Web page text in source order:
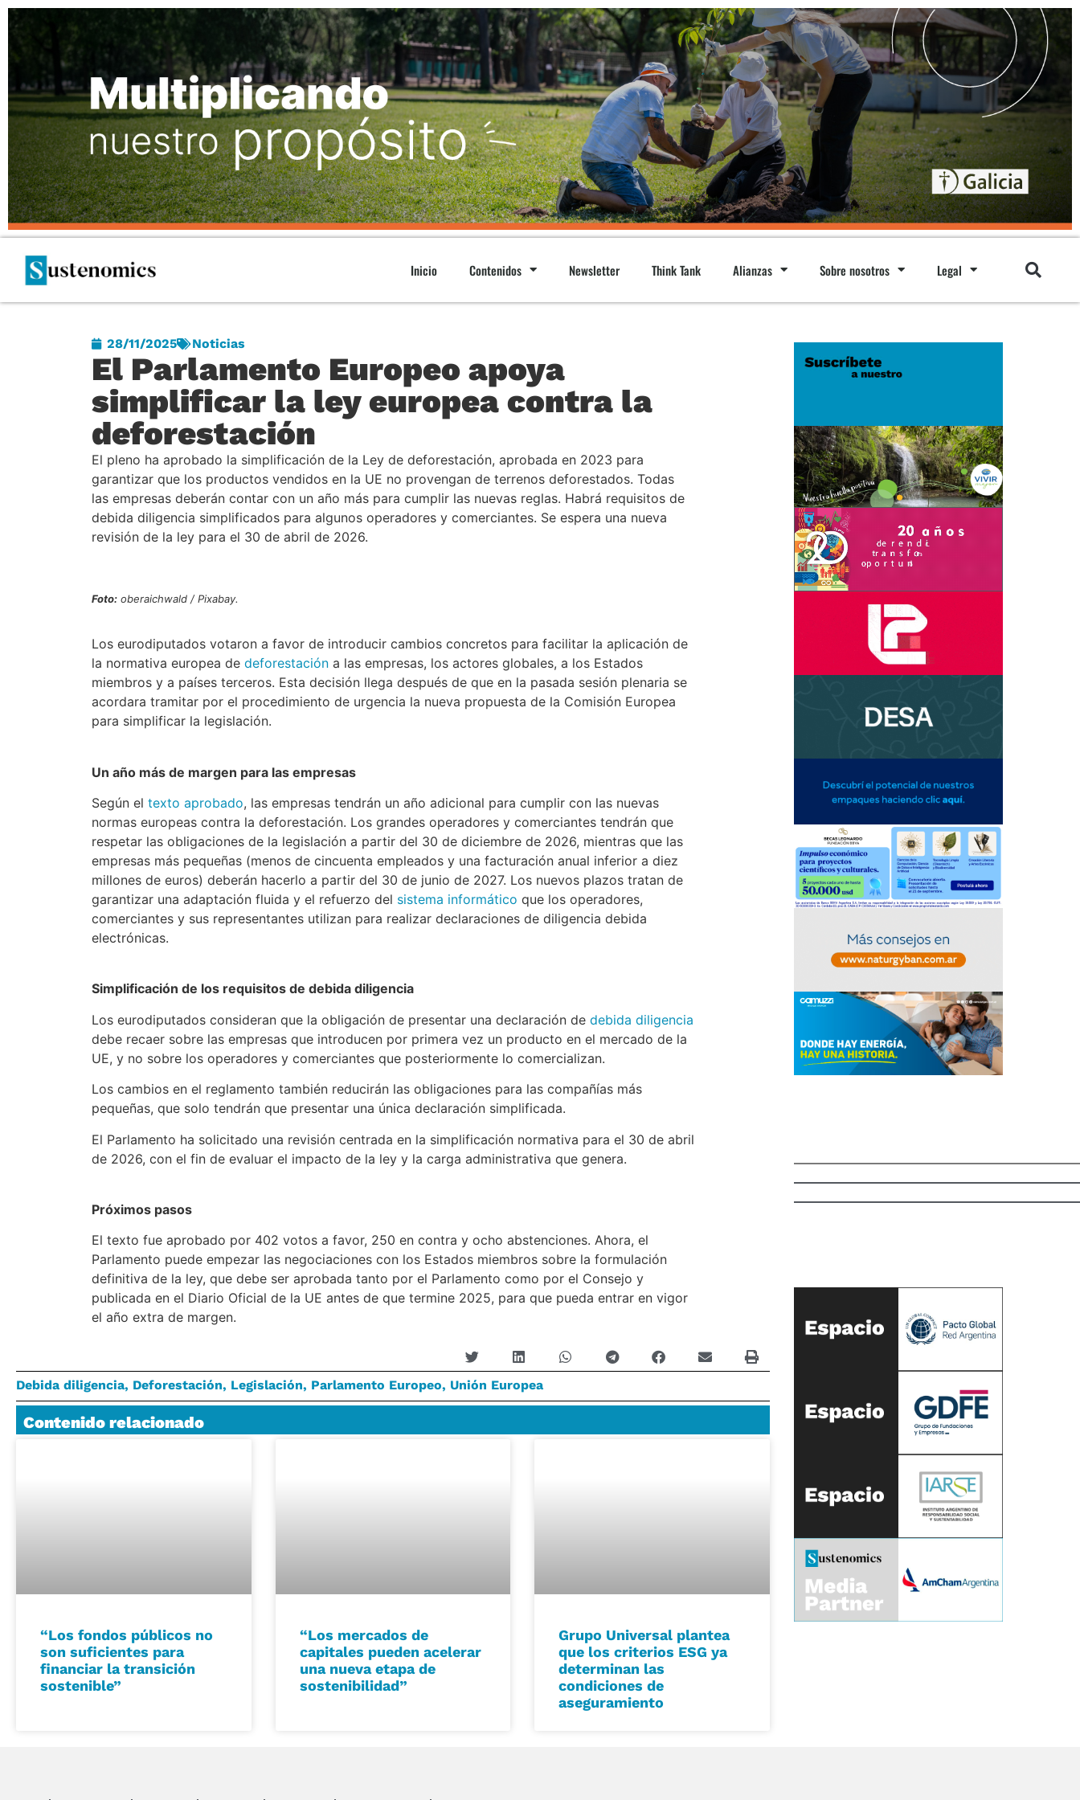
Inicio Contenidos Newsletter Think Tank Alianzas Sobre nosotros Legal
28/11/2025 Noticias
El Parlamento Europeo apoya
simplificar la ley europea contra la
deforestación
El pleno ha aprobado la simplificación de la Ley de deforestación, aprobada en 2023 para
garantizar que los productos vendidos en la UE no provengan de terrenos deforestados. Todas
las empresas deberán contar con un año más para cumplir las nuevas reglas. Habrá requisitos de
debida diligencia simplificados para algunos operadores y comerciantes. Se espera una nueva
revisión de la ley para el 30 de abril de 2026.
Foto: oberaichwald / Pixabay.
Los eurodiputados votaron a favor de introducir cambios concretos para facilitar la aplicación de
la normativa europea dedeforestación a las empresas, los actores globales, a los Estados
miembros y a países terceros. Esta decisión llega después de que en la pasada sesión plenaria se
acordara tramitar por el procedimiento de urgencia la nueva propuesta de la Comisión Europea
para simplificar la legislación.
Un año más de margen para las empresas
Según eltexto aprobado, las empresas tendrán un año adicional para cumplir con las nuevas
normas europeas contra la deforestación. Los grandes operadores y comerciantes tendrán que
respetar las obligaciones de la legislación a partir del 30 de diciembre de 2026, mientras que las
empresas más pequeñas (menos de cincuenta empleados y una facturación anual inferior a diez
millones de euros) deberán hacerlo a partir del 30 de junio de 2027. Los nuevos plazos tratan de
garantizar una adaptación fluida y el refuerzo del sistema informático que los operadores,
comerciantes y sus representantes utilizan para realizar declaraciones de diligencia debida
electrónicas.
Simplificación de los requisitos de debida diligencia
Los eurodiputados consideran que la obligación de presentar una declaración dedebida diligencia
debe recaer sobre las empresas que introducen por primera vez un producto en el mercado de la
UE, y no sobre los operadores y comerciantes que posteriormente lo comercializan.
Los cambios en el reglamento también reducirán las obligaciones para las compañías más
pequeñas, que solo tendrán que presentar una única declaración simplificada.
El Parlamento ha solicitado una revisión centrada en la simplificación normativa para el 30 de abril
de 2026, con el fin de evaluar el impacto de la ley y la carga administrativa que genera.
Próximos pasos
El texto fue aprobado por 402 votos a favor, 250 en contra y ocho abstenciones. Ahora, el
Parlamento puede empezar las negociaciones con los Estados miembros sobre la formulación
definitiva de la ley, que debe ser aprobada tanto por el Parlamento como por el Consejo y
publicada en el Diario Oficial de la UE antes de que termine 2025, para que pueda entrar en vigor
el año extra de margen.
Debida diligencia, Deforestación, Legislación, Parlamento Europeo, Unión Europea
Contenido relacionado
“Los fondos públicos no
son suficientes para
financiar la transición
sostenible”
“Los mercados de
capitales pueden acelerar
una nueva etapa de
sostenibilidad”
Grupo Universal plantea
que los criterios ESG ya
determinan las
condiciones de
aseguramiento